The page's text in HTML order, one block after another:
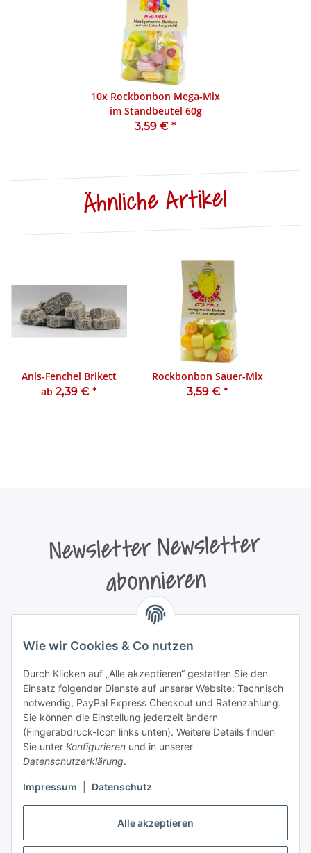
Alle akzeptieren
Wie wir Cookies & Co nutzen
Durch Klicken auf „Alle akzeptieren“ gestatten Sie den
Einsatz folgender Dienste auf unserer Website: Technisch
notwendig, PayPal Express Checkout und Ratenzahlung.
Sie können die Einstellung jederzeit ändern
(Fingerabdruck-Icon links unten). Weitere Details finden
Sie unter Konfigurieren und in unserer
Datenschutzerklärung.
Impressum Datenschutz
10x Rockbonbon Mega-Mix
im Standbeutel 60g
3,59 € *
Ähnliche Artikel
Anis-Fenchel Brikett
ab 2,39 € *
Rockbonbon Sauer-Mix
3,59 € *
Newsletter Newsletter
abonnieren
Bitte senden Sie mir entsprechend Ihrer
Informationen zu Ihrem Produktsortiment per E-Mail zu.
Newsletter abonnieren
Newsletter Newsletter abonnieren
Informationen
Gesetzliche Informationen
Vertrag widerrufen